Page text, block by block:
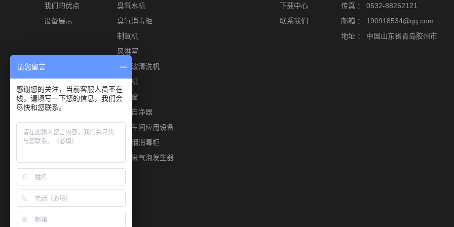
我们的优点
设备展示
臭氧水机
臭氧消毒柜
制氧机
风淋室
超声波清洗机
风幕机
传递窗
空气自净器
食品车间应用设备
不锈钢消毒柜
微纳米气泡发生器
下载中心
联系我们
传真 ：
0532-88262121
邮箱 ：
190918534@qq.com
地址 ：
中国山东省青岛胶州市
请您留言
感谢您的关注，当前客服人员不在
线，请填写一下您的信息，我们会
尽快和您联系。